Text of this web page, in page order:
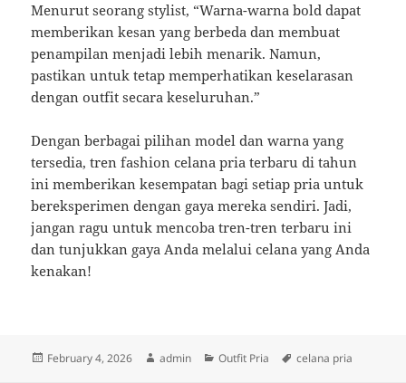
Menurut seorang stylist, “Warna-warna bold dapat
memberikan kesan yang berbeda dan membuat
penampilan menjadi lebih menarik. Namun,
pastikan untuk tetap memperhatikan keselarasan
dengan outfit secara keseluruhan.”
Dengan berbagai pilihan model dan warna yang
tersedia, tren fashion celana pria terbaru di tahun
ini memberikan kesempatan bagi setiap pria untuk
bereksperimen dengan gaya mereka sendiri. Jadi,
jangan ragu untuk mencoba tren-tren terbaru ini
dan tunjukkan gaya Anda melalui celana yang Anda
kenakan!
Posted
February 4, 2026 Author
admin Categories
Outfit Pria Tags
celana pria